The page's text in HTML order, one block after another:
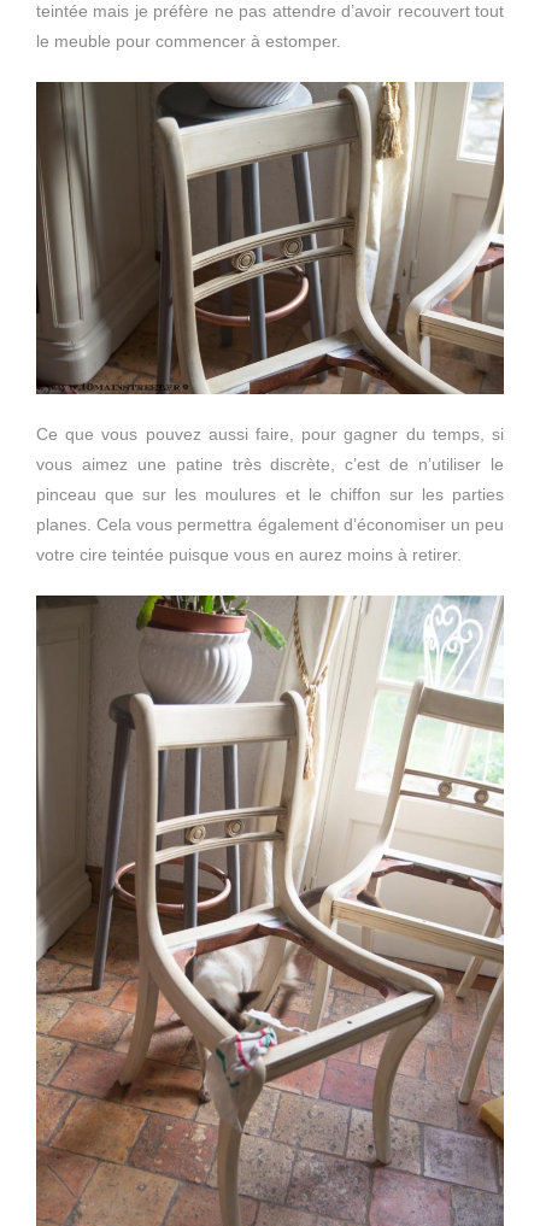
teintée mais je préfère ne pas attendre d’avoir recouvert tout
le meuble pour commencer à estomper.
Ce que vous pouvez aussi faire, pour gagner du temps, si
vous aimez une patine très discrète, c’est de n’utiliser le
pinceau que sur les moulures et le chiffon sur les parties
planes. Cela vous permettra également d’économiser un peu
votre cire teintée puisque vous en aurez moins à retirer.